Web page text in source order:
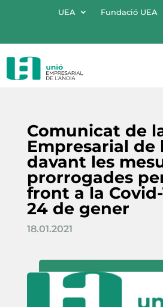
UEA Fundació UEA
Comunicat de
Empresarial de
davant les
prorrogades
front a la
24 de gener
18.01.2021